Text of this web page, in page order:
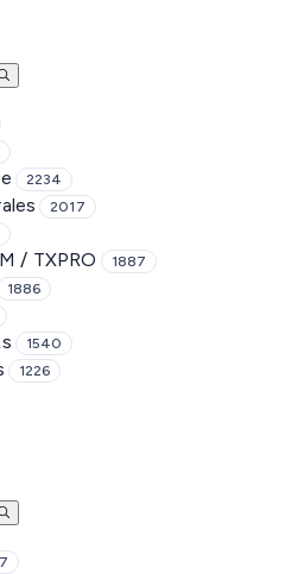
2234
2017
/ TXPRO 1887
1886
1540
1226